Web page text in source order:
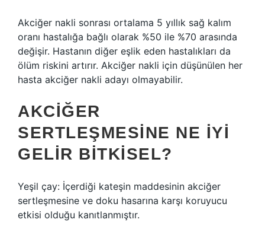
Akciğer nakli sonrası ortalama 5 yıllık sağ kalım
oranı hastalığa bağlı olarak %50 ile %70 arasında
değişir. Hastanın diğer eşlik eden hastalıkları da
ölüm riskini artırır. Akciğer nakli için düşünülen her
hasta akciğer nakli adayı olmayabilir.
AKCIĞER
SERTLEŞMESINE NE IYI
GELIR BITKISEL?
Yeşil çay: İçerdiği kateşin maddesinin akciğer
sertleşmesine ve doku hasarına karşı koruyucu
etkisi olduğu kanıtlanmıştır.